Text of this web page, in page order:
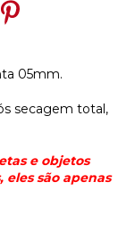
05mm.
secagem total,
e objetos
eles são apenas